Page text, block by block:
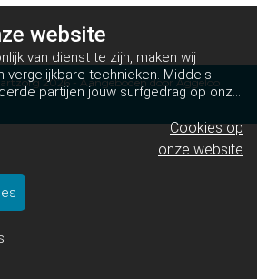
2026 - Aangeboden doorAggeloo
website
van dienst te zijn, maken wij
vergelijkbare technieken. Middels
partijen jouw surfgedrag op onze
wij gepersonaliseerde advertenties
mogelijk om informatie te delen via
Cookies op
onze website